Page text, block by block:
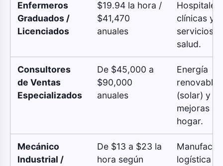
Enfermeros
Graduados /
Licenciados
$19.94 la hora /
$41,470
anuales
Hospitales,
clínicas y
servicios
salud.
Consultores
de Ventas
Especializados
De $45,000 a
$90,000
anuales
Energía
renovable
(solar) y
mejoras
hogar.
Mecánico
Industrial /
De $13 a $23 la
hora según
logística y